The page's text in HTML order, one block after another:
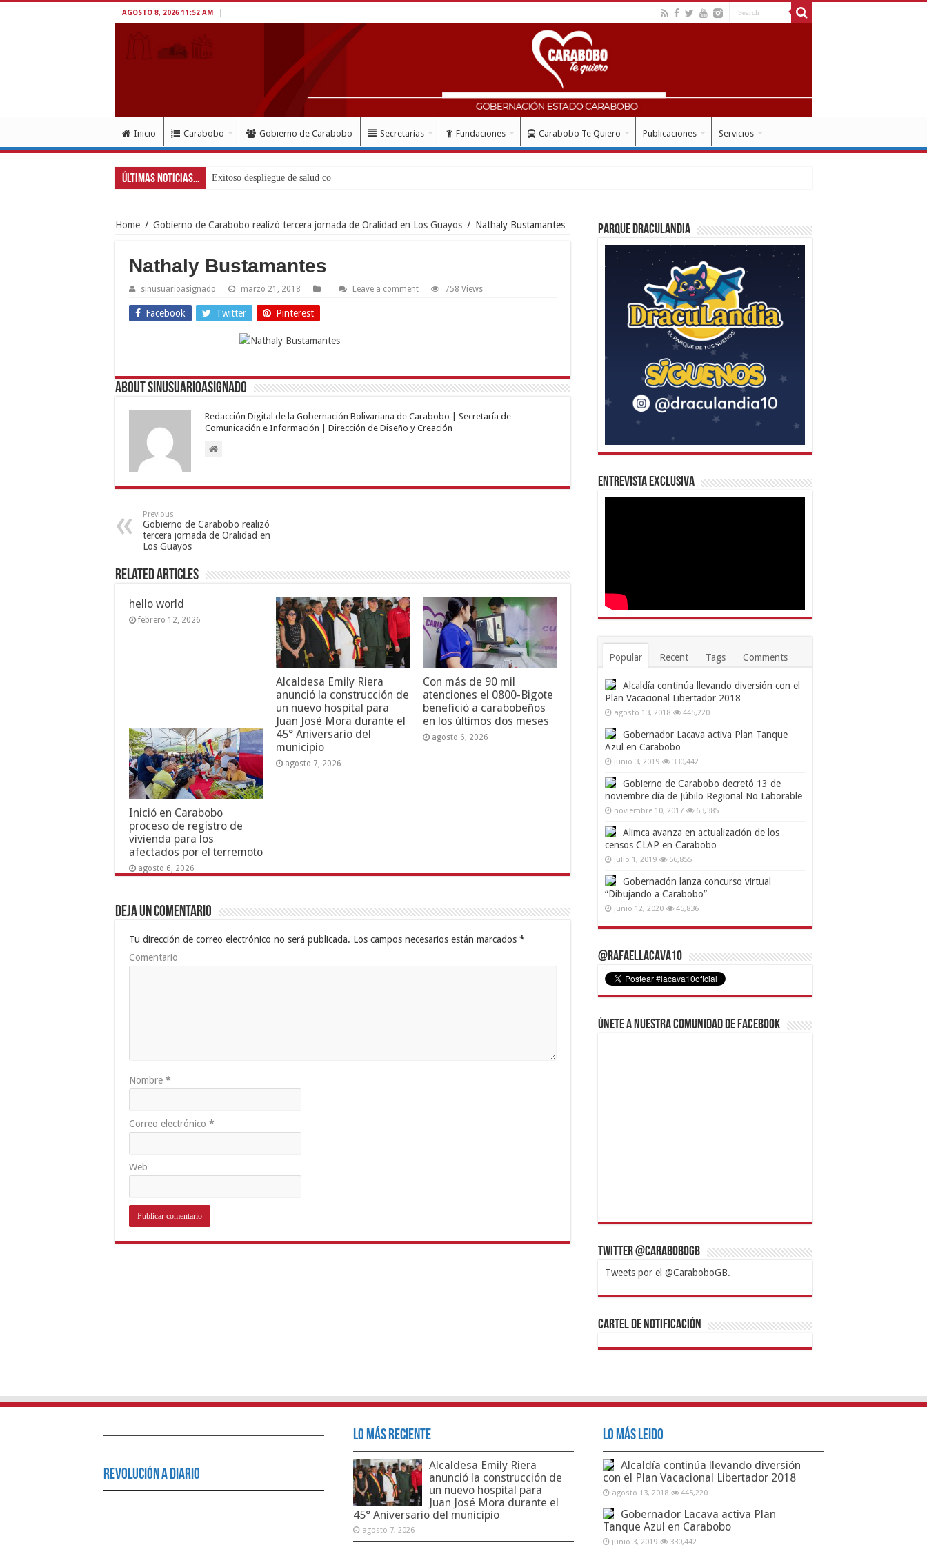
AGOSTO 8, 2026 11:52 AM
Inicio Carabobo Gobierno de Carabobo Secretarías Fundaciones Carabobo Te Quiero Publicaciones Servicios
Últimas Noticias... Exitoso despliegue de salud con instalación gratuita de
Home / Gobierno de Carabobo realizó tercera jornada de Oralidad en Los Guayos / Nathaly Bustamantes
Nathaly Bustamantes
sinusuarioasignado marzo 21, 2018 Leave a comment 758 Views
Facebook Twitter Pinterest
About sinusuarioasignado
Redacción Digital de la Gobernación Bolivariana de Carabobo | Secretaría de
Comunicación e Información | Dirección de Diseño y Creación
Previous
Gobierno de Carabobo realizó
tercera jornada de Oralidad en
Los Guayos
Related Articles
hello world
febrero 12, 2026
Alcaldesa Emily Riera
anunció la construcción de
un nuevo hospital para
Juan José Mora durante el
45° Aniversario del
municipio
agosto 7, 2026
Con más de 90 mil
atenciones el 0800-Bigote
benefició a carabobeños
en los últimos dos meses
agosto 6, 2026
Inició en Carabobo
proceso de registro de
vivienda para los
afectados por el terremoto
agosto 6, 2026
Deja un comentario
Tu dirección de correo electrónico no será publicada. Los campos necesarios están marcados *
Comentario
Nombre *
Correo electrónico *
Web
Parque Draculandia
Entrevista Exclusiva
Popular Recent Tags Comments
Alcaldía continúa llevando diversión con el
Plan Vacacional Libertador 2018
agosto 13, 2018 445,220
Gobernador Lacava activa Plan Tanque
Azul en Carabobo
junio 3, 2019 330,442
Gobierno de Carabobo decretó 13 de
noviembre día de Júbilo Regional No Laborable
noviembre 10, 2017 63,385
Alimca avanza en actualización de los
censos CLAP en Carabobo
julio 1, 2019 56,855
Gobernación lanza concurso virtual
“Dibujando a Carabobo”
junio 12, 2020 45,836
@RafaelLacava10
Únete a nuestra comunidad de Facebook
Twitter @CaraboboGB
Tweets por el @CaraboboGB.
1xbetBetturkeyBetistKralbetSupertotobetTipobet
https://mvbcasino.com/
Cartel de Notificación
Revolución a Diario
Lo Más Reciente
Alcaldesa Emily Riera
anunció la construcción de
un nuevo hospital para
Juan José Mora durante el
45° Aniversario del municipio
agosto 7, 2026
Lo Más Leido
Alcaldía continúa llevando diversión
con el Plan Vacacional Libertador 2018
agosto 13, 2018 445,220
Gobernador Lacava activa Plan
Tanque Azul en Carabobo
junio 3, 2019 330,442